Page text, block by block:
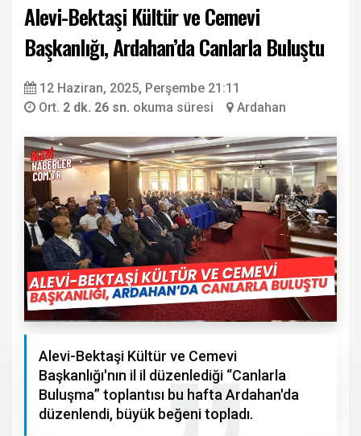
Alevi-Bektaşi Kültür ve Cemevi
Başkanlığı, Ardahan’da Canlarla Buluştu
12 Haziran, 2025, Perşembe 21:11
Ort. 2 dk. 26 sn. okuma süresi Ardahan
Alevi-Bektaşi Kültür ve Cemevi
Başkanlığı'nın il il düzenlediği “Canlarla
Buluşma” toplantısı bu hafta Ardahan'da
düzenlendi, büyük beğeni topladı.